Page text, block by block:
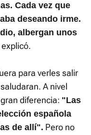
Cada vez que
deseando irme.
albergan unos
explicó.
para verles salir
A nivel
diferencia: "Las
española
de allí". Pero no